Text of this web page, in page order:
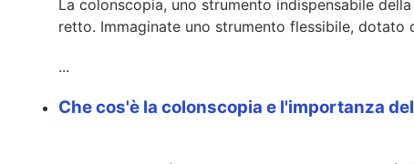
La colonscopia, uno strumento indispensabile
retto. Immaginate uno strumento flessibile,
...
Che cos'è la colonscopia e l'importanza